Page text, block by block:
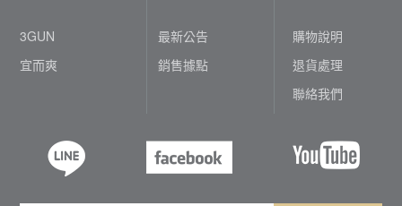
3GUN
宜而爽
最新公告
銷售據點
購物說明
退貨處理
聯絡我們